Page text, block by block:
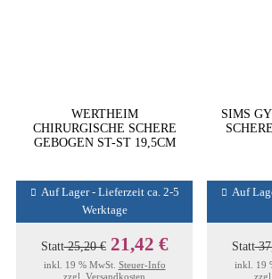
WERTHEIM
CHIRURGISCHE SCHERE
GEBOGEN ST-ST 19,5CM
Auf Lager - Lieferzeit ca. 2-5
Werktage
Statt25,20 € 21,42 €
inkl. 19 % MwSt. Steuer-Info
zzgl. Versandkosten
SIMS
Auf
Statt
inkl. 19
zzgl.